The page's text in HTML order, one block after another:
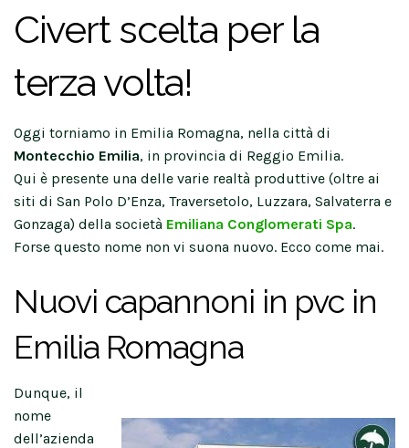
Civert scelta per la
terza volta!
Oggi torniamo in Emilia Romagna, nella città di
Montecchio Emilia, in provincia di Reggio Emilia.
Qui è presente una delle varie realtà produttive (oltre ai
siti di San Polo D’Enza, Traversetolo, Luzzara, Salvaterra e
Gonzaga) della società Emiliana Conglomerati Spa.
Forse questo nome non vi suona nuovo. Ecco come mai.
Nuovi capannoni in pvc in
Emilia Romagna
Dunque, il
nome
dell’azienda